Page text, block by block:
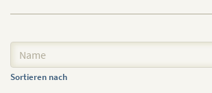
Sortieren nach